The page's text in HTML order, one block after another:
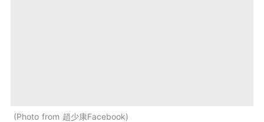
Photo from 趙少康Facebook